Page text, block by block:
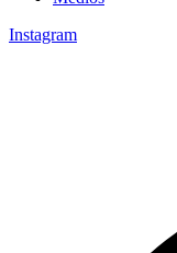
Instagram